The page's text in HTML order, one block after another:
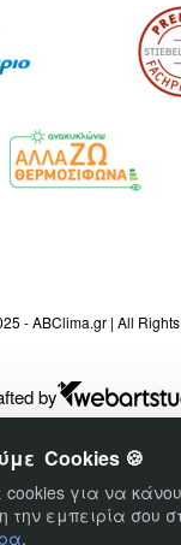
Cookies 🍪
cookies για να
εμπειρία σου
.
- ABClima.gr | All
by
Φίλτρα προϊόντων